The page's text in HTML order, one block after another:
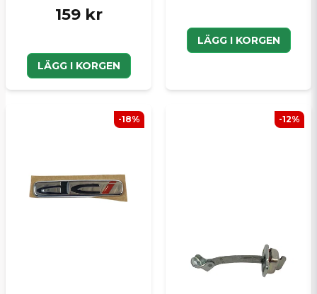
159 kr
LÄGG I KORGEN
LÄGG I KORGEN
-18% -12%